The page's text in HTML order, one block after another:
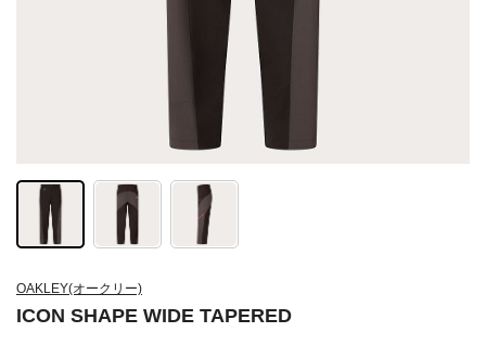
OAKLEY(オークリー)
ICON SHAPE WIDE TAPERED